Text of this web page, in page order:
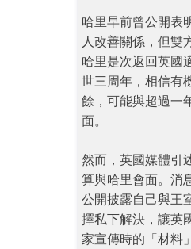
哈里早前曾公開表
人改善關係，但雙
哈里是次返回英國
世三周年，相信有
餘，可能與超過一
面。
然而，英國媒體引
算與哈里會面。消
公開披露自己與王
擇私下解決，讓英
家宣傳時的「材料